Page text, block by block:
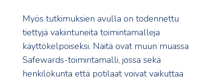
Myös tutkimuksien avulla on todennettu
tiettyjä vakiintuneita toimintamalleja
käyttökelpoiseksi. Näitä ovat muun muassa
Safewards-toimintamalli, jossa sekä
henkilökunta että potilaat voivat vaikuttaa